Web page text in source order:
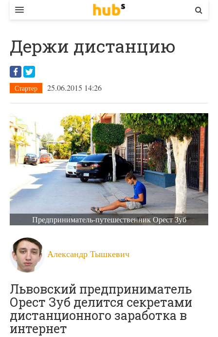
ЕКОНОМІКА
БІЗНЕС
СТАРТЕР
Держи дистанцию
Стартер 25.06.2015 14:26
Предприниматель-путешественник Орест Зуб
Александр Тышкевич
Львовский предприниматель
Орест Зуб делится секретами
дистанционного заработка в
интернет